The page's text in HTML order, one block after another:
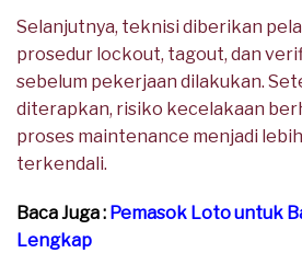
Selanjutnya, teknisi diberikan
prosedur lockout, tagout, dan
sebelum pekerjaan dilakukan.
diterapkan, risiko kecelakaan
proses maintenance menjadi
terkendali.
Baca Juga : Pemasok Loto untuk
Lengkap